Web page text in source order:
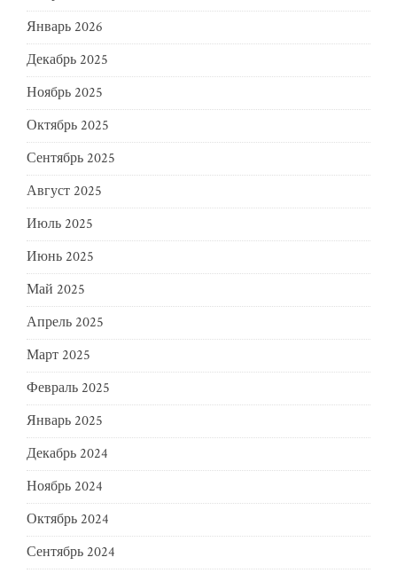
Январь 2026
Декабрь 2025
Ноябрь 2025
Октябрь 2025
Сентябрь 2025
Август 2025
Июль 2025
Июнь 2025
Май 2025
Апрель 2025
Март 2025
Февраль 2025
Январь 2025
Декабрь 2024
Ноябрь 2024
Октябрь 2024
Сентябрь 2024